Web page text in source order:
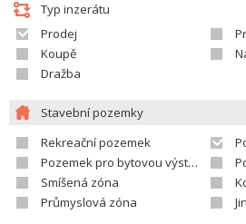
Typ inzerátu
Prodej
Koupě
Dražba
Stavební pozemky
Rekreační pozemek
Pozemek pro bytovou výstavbu
Smíšená zóna
Průmyslová zóna